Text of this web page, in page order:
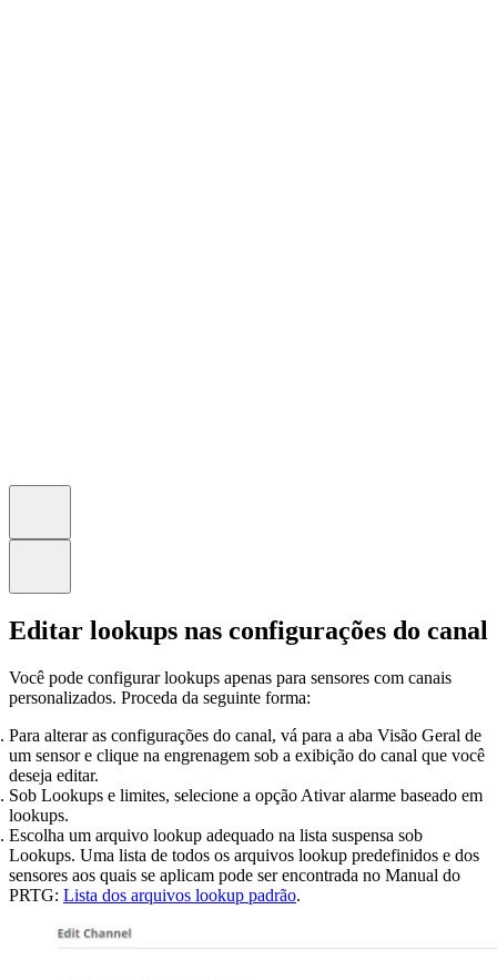
Editar lookups nas configurações do canal
Você pode configurar lookups apenas para sensores com canais
personalizados. Proceda da seguinte forma:
Para alterar as configurações do canal, vá para a aba Visão Geral de
um sensor e clique na engrenagem sob a exibição do canal que você
deseja editar.
Sob Lookups e limites, selecione a opção Ativar alarme baseado em
lookups.
Escolha um arquivo lookup adequado na lista suspensa sob
Lookups. Uma lista de todos os arquivos lookup predefinidos e dos
sensores aos quais se aplicam pode ser encontrada no Manual do
PRTG: Lista dos arquivos lookup padrão.